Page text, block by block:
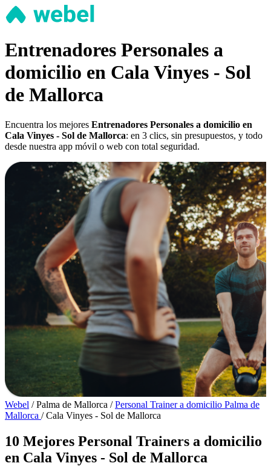
Entrenadores Personales a
domicilio en Cala Vinyes - Sol
de Mallorca
Encuentra los mejores Entrenadores Personales a domicilio en
Cala Vinyes - Sol de Mallorca: en 3 clics, sin presupuestos, y todo
desde nuestra app móvil o web con total seguridad.
Webel / Palma de Mallorca / Personal Trainer a domicilio Palma de
Mallorca / Cala Vinyes - Sol de Mallorca
10 Mejores Personal Trainers a domicilio
en Cala Vinyes - Sol de Mallorca